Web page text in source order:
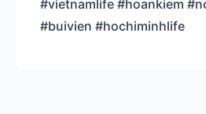
#vietnamlife #hoankiem
#buivien #hochiminhlife